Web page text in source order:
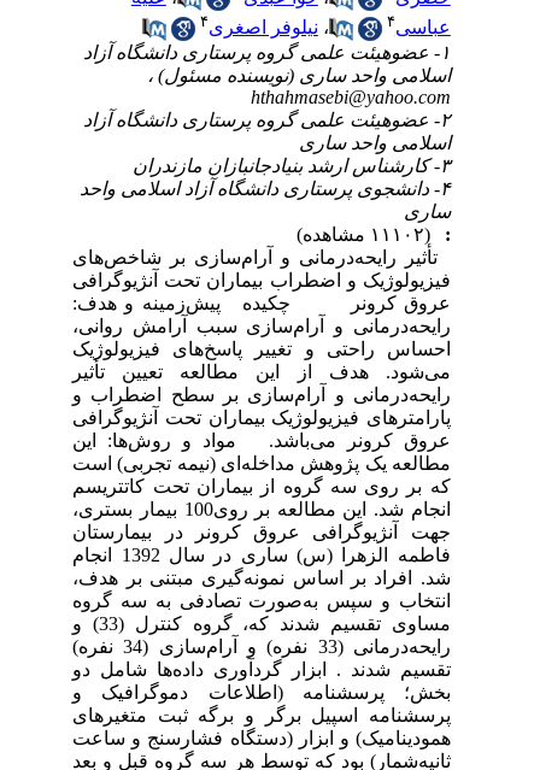
عباسی
،نیلوفر اصغری
۱- عضوهیئت علمی گروه پرستاری دانشگاه آزاد
اسلامی واحد ساری (نویسنده مسئول) ،
hthahmasebi@yahoo.com
۲- عضوهیئت علمی گروه پرستاری دانشگاه آزاد
اسلامی واحد ساری
۴- دانشجوی پرستاری دانشگاه آزاد اسلامی واحد
ساری
تأثیر رایحه‌درمانی و آرام‌سازی بر شاخص‌های
فیزیولوژیک و اضطراب بیماران تحت آنژیوگرافی
عروق کرونر چکیده پیش‌زمینه و هدف:
رایحه‌درمانی و آرام‌سازی سبب آرامش روانی،
احساس راحتی و تغییر پاسخ‌های فیزیولوژیک
می‌شود. هدف از این مطالعه تعیین تأثیر
رایحه‌درمانی و آرام‌سازی بر سطح اضطراب و
پارامترهای فیزیولوژیک بیماران تحت آنژیوگرافی
عروق کرونر می‌باشد. مواد و روش‌ها: این
مطالعه یک پژوهش مداخله‌ای (نیمه تجربی) است
که بر روی سه گروه از بیماران تحت کاتتریسم
انجام شد. این مطالعه بر روی100 بیمار بستری،
جهت آنژیوگرافی عروق کرونر در بیمارستان
فاطمه الزهرا (س) ساری در سال 1392 انجام
شد. افراد بر اساس نمونه‌گیری مبتنی بر هدف،
انتخاب و سپس به‌صورت تصادفی به سه گروه
مساوی تقسیم شدند که، گروه کنترل (33) و
رایحه‌درمانی (33 نفره) و آرام‌سازی (34 نفره)
تقسیم شدند . ابزار گردآوری داده‌ها شامل دو
بخش؛ پرسشنامه (اطلاعات دموگرافیک و
پرسشنامه اسپیل برگر و برگه ثبت متغیرهای
همودینامیک) و ابزار (دستگاه فشارسنج و ساعت
ثانیه‌شمار) بود که توسط هر سه گروه قبل و بعد